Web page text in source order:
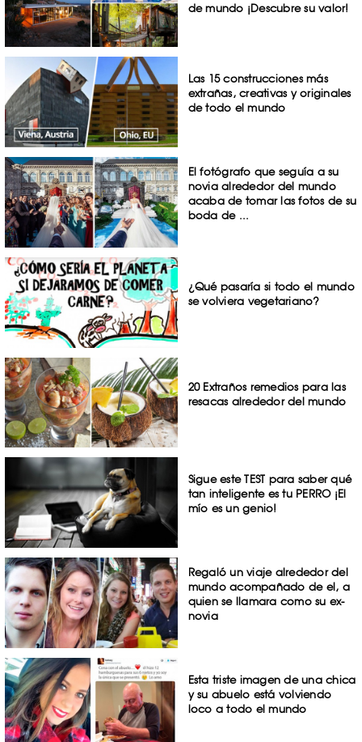
de mundo ¡Descubre su valor!
Las 15 construcciones más
extrañas, creativas y originales
de todo el mundo
El fotógrafo que seguía a su
novia alrededor del mundo
acaba de tomar las fotos de su
boda de ...
¿Qué pasaría si todo el mundo
se volviera vegetariano?
20 Extraños remedios para las
resacas alrededor del mundo
Sigue este TEST para saber qué
tan inteligente es tu PERRO ¡El
mío es un genio!
Regaló un viaje alrededor del
mundo acompañado de el, a
quien se llamara como su ex-
novia
Esta triste imagen de una chica
y su abuelo está volviendo
loco a todo el mundo